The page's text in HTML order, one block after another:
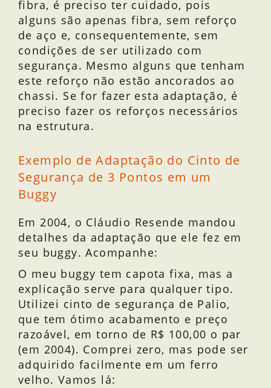
fibra, é preciso ter cuidado, pois
alguns são apenas fibra, sem reforço
de aço e, consequentemente, sem
condições de ser utilizado com
segurança. Mesmo alguns que tenham
este reforço não estão ancorados ao
chassi. Se for fazer esta adaptação, é
preciso fazer os reforços necessários
na estrutura.
Exemplo de Adaptação do Cinto de
Segurança de 3 Pontos em um
Buggy
Em 2004, o Cláudio Resende mandou
detalhes da adaptação que ele fez em
seu buggy. Acompanhe:
O meu buggy tem capota fixa, mas a
explicação serve para qualquer tipo.
Utilizei cinto de segurança de Palio,
que tem ótimo acabamento e preço
razoável, em torno de R$ 100,00 o par
(em 2004). Comprei zero, mas pode ser
adquirido facilmente em um ferro
velho. Vamos lá: